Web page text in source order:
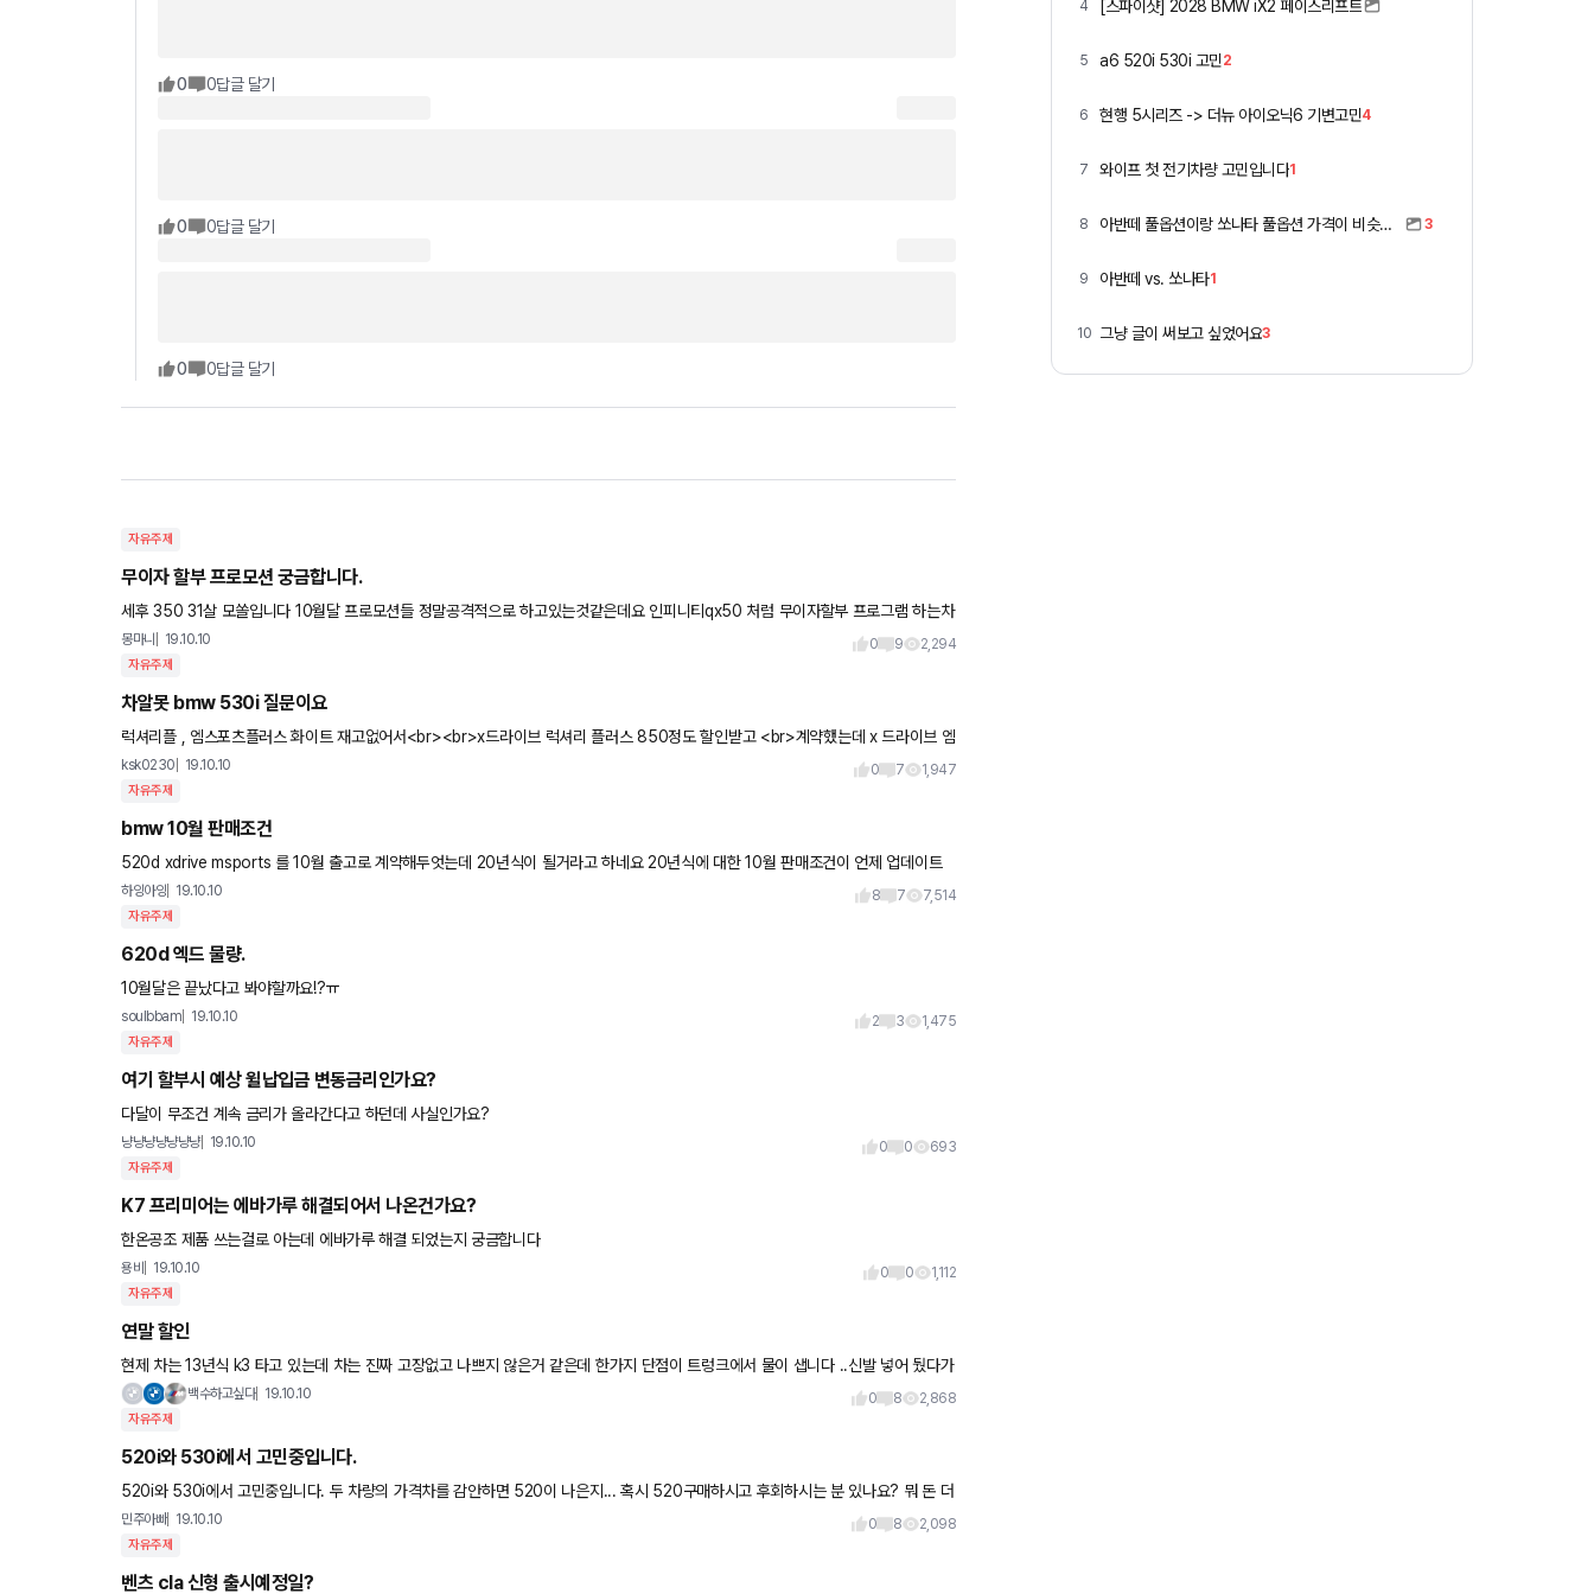
0 0답글 달기
0 0답글 달기
0 0답글 달기
자유주제
무이자 할부 프로모션 궁금합니다.
세후 350 31살 모쏠입니다 10월달 프로모션들 정말공격적으로 하고있는것같은데요 인피니티qx50 처럼 무이자할부 프로그램 하는차
가 있을까요? 인피니티는 선납금제로에 무이자던데 ㄷㄷ 선납금적고 이
몽마니 19.10.10 0 9 2,294
자유주제
차알못 bmw 530i 질문이요
럭셔리플 , 엠스포츠플러스 화이트 재고없어서<br><br>x드라이브 럭셔리 플러스 850정도 할인받고 <br>계약했는데 x 드라이브 엠
스포츠플러스로 바꾸는게 좋을까
ksk0230 19.10.10 0 7 1,947
자유주제
bmw 10월 판매조건
520d xdrive msports 를 10월 출고로 계약해두엇는데 20년식이 될거라고 하네요 20년식에 대한 10월 판매조건이 언제 업데이트
하잉아잉 19.10.10 8 7 7,514
자유주제
620d 엑드 물량.
10월달은 끝났다고 봐야할까요!?ㅠ
soulbbam 19.10.10 2 3 1,475
자유주제
여기 할부시 예상 윌납입금 변동금리인가요?
다달이 무조건 계속 금리가 올라간다고 하던데 사실인가요?
냥냥냥냥냥냥냥 19.10.10 0 0 693
자유주제
K7 프리미어는 에바가루 해결되어서 나온건가요?
한온공조 제품 쓰는걸로 아는데 에바가루 해결 되었는지 궁금합니다
용비 19.10.10 0 0 1,112
자유주제
연말 할인
현제 차는 13년식 k3 타고 있는데 차는 진짜 고장없고 나쁘지 않은거 같은데 한가지 단점이 트렁크에서 물이 샙니다 ..신발 넣어 뒀다가
곰팡이 다피고 난리네여 그래서 연말에 할인좀 받고 차를 바
백수하고싶다 19.10.10 0 8 2,868
자유주제
520i와 530i에서 고민중입니다.
520i와 530i에서 고민중입니다. 두 차량의 가격차를 감안하면 520이 나은지... 혹시 520구매하시고 후회하시는 분 있나요? 뭐 돈 더
주고 비싼거 사면 좋지만.... 옵션차이나는게 크게 필
민주아빠 19.10.10 0 8 2,098
자유주제
벤츠 cla 신형 출시예정일?
4 [스파이샷] 2028 BMW iX2 페이스리프트
5 a6 520i 530i 고민 2
6 현행 5시리즈 -> 더뉴 아이오닉6 기변고민4
7 와이프 첫 전기차량 고민입니다1
8 아반떼 풀옵션이랑 쏘나타 풀옵션 가격이 비슷하네요 3
9 아반떼 vs. 쏘나타1
10 그냥 글이 써보고 싶었어요3